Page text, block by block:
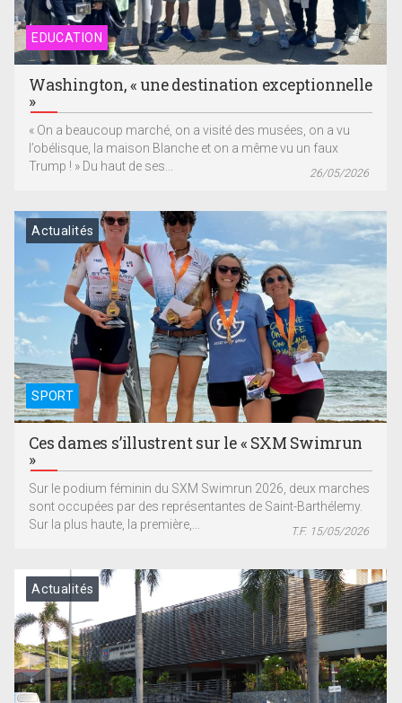
EDUCATION
Washington, « une destination exceptionnelle
»
« On a beaucoup marché, on a visité des musées, on a vu
l’obélisque, la maison Blanche et on a même vu un faux
Trump ! » Du haut de ses...
26/05/2026
SPORT
Actualités
Ces dames s’illustrent sur le « SXM Swimrun
»
Sur le podium féminin du SXM Swimrun 2026, deux marches
sont occupées par des représentantes de Saint-Barthélemy.
Sur la plus haute, la première,...
T.F. 15/05/2026
Actualités